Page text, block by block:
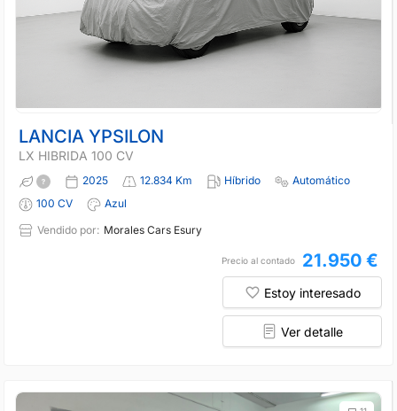
LANCIA YPSILON
LX HIBRIDA 100 CV
2025 12.834 Km Híbrido
Automático
100 CV
Azul
Vendido por: Morales Cars Esury
Precio al contado 21.950 €
Estoy interesado
Ver detalle